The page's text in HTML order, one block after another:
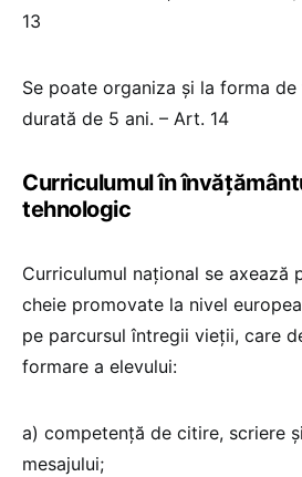
13
Se poate organiza și la forma
durată de 5 ani. – Art. 14
Curriculumul în
tehnologic
Curriculumul național se axează
cheie promovate la nivel
pe parcursul întregii vieții, care
formare a elevului:
a) competență de citire, scriere
mesajului;